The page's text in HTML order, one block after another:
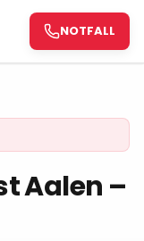
NOTFALL
NOTFALL
Aalen –